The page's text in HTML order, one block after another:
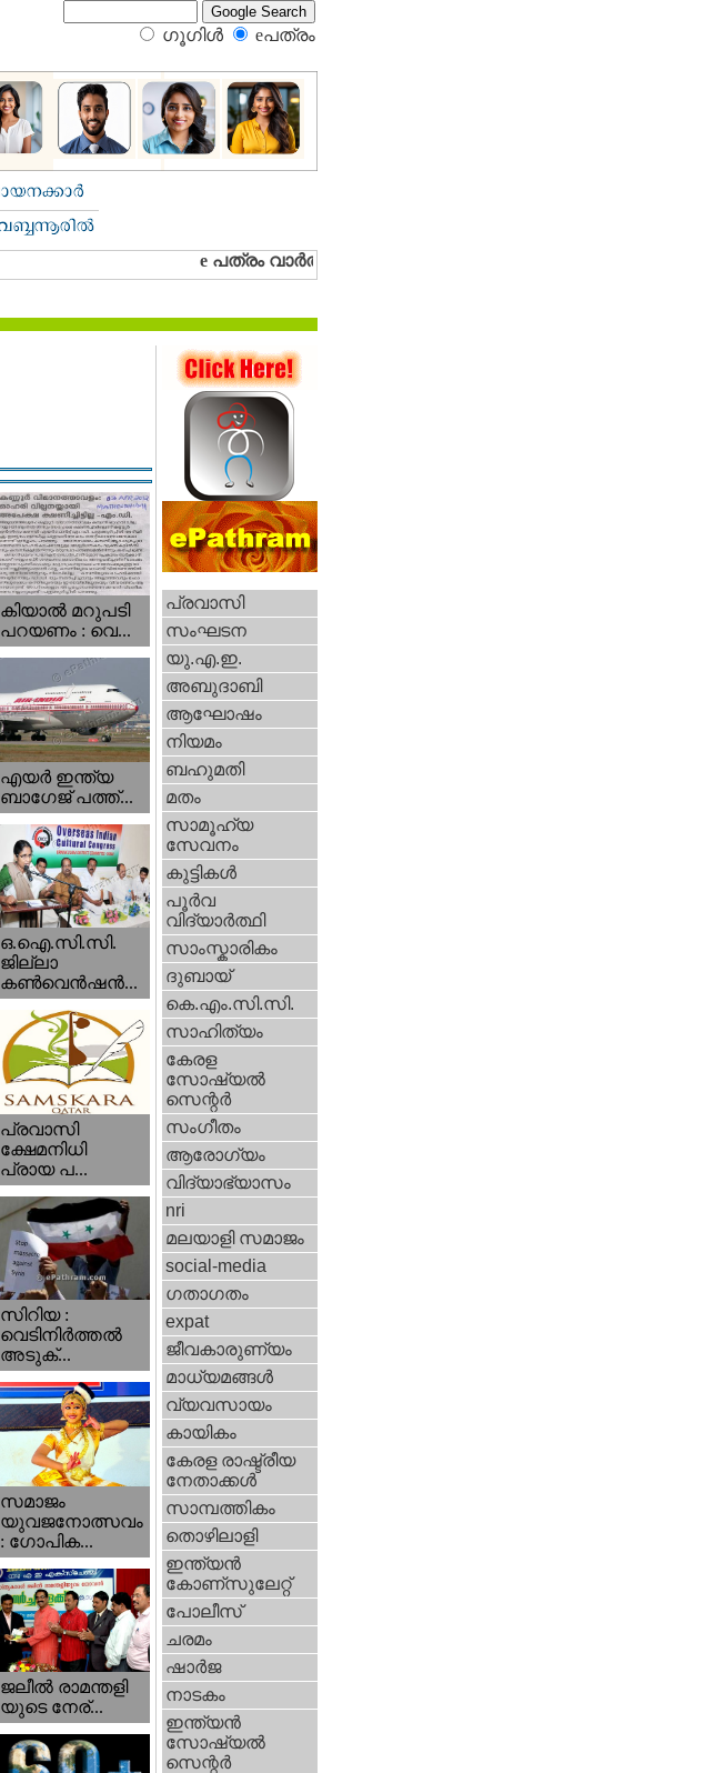
ഗൂഗിള്‍ eപത്രം‍
കിയാല്‍ മറുപടി
പറയണം : വെ...
എയര്‍ ഇന്ത്യ
ബാഗേജ് പത്ത്...
ഒ.ഐ.സി.സി.
ജില്ലാ
കൺവെൻഷൻ...
പ്രവാസി
ക്ഷേമനിധി
പ്രായ പ...
സിറിയ :
വെടിനിർത്തൽ
അടുക്...
സമാജം
യുവജനോത്സവം
: ഗോപിക...
ജലീല്‍ രാമന്തളി
യുടെ നേര്...
പ്രവാസി
സംഘടന
യു.എ.ഇ.
അബുദാബി
ആഘോഷം
നിയമം
ബഹുമതി
മതം
സാമൂഹ്യ
സേവനം
കുട്ടികള്‍
പൂര്‍വ
വിദ്യാര്‍ത്ഥി
സാംസ്കാരികം
ദുബായ്‌
കെ.എം.സി.സി.
സാഹിത്യം
കേരള
സോഷ്യല്‍
സെന്റര്‍
സംഗീതം
ആരോഗ്യം
വിദ്യാഭ്യാസം
nri
മലയാളി സമാജം
social-media
ഗതാഗതം
expat
ജീവകാരുണ്യം
മാധ്യമങ്ങള്‍
വ്യവസായം
കായികം
കേരള രാഷ്ട്രീയ
നേതാക്കള്‍
സാമ്പത്തികം
തൊഴിലാളി
ഇന്ത്യന്‍
കോണ്സുലേറ്റ്
പോലീസ്
ചരമം
ഷാര്‍ജ
നാടകം
ഇന്ത്യന്‍
സോഷ്യല്‍
സെന്റര്‍